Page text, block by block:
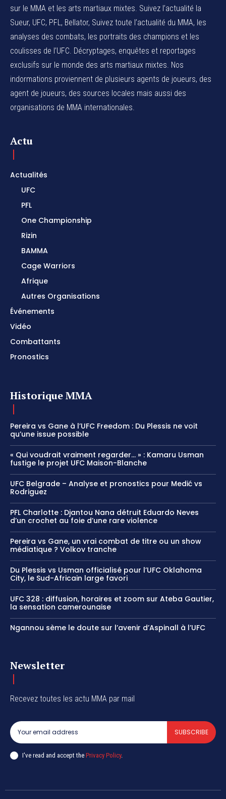
sur le MMA et les arts martiaux mixtes. Suivez l’actualité la
Sueur, UFC, PFL, Bellator, Suivez toute l’actualité du MMA, les
analyses des combats, les portraits des champions et les
coulisses de l’UFC. Décryptages, enquêtes et reportages
exclusifs sur le monde des arts martiaux mixtes. Nos
indormations proviennent de plusieurs agents de joueurs, des
agent de joueurs, des sources locales mais aussi des
organisations de MMA internationales.
Actu
Actualités
UFC
PFL
One Championship
Rizin
BAMMA
Cage Warriors
Afrique
Autres Organisations
Événements
Vidéo
Combattants
Pronostics
Historique MMA
Pereira vs Gane à l’UFC Freedom : Du Plessis ne voit
qu’une issue possible
« Qui voudrait vraiment regarder… » : Kamaru Usman
fustige le projet UFC Maison-Blanche
UFC Belgrade – Analyse et pronostics pour Medić vs
Rodriguez
PFL Charlotte : Djantou Nana détruit Eduardo Neves
d’un crochet au foie d’une rare violence
Pereira vs Gane, un vrai combat de titre ou un show
médiatique ? Volkov tranche
Du Plessis vs Usman officialisé pour l’UFC Oklahoma
City, le Sud-Africain large favori
UFC 328 : diffusion, horaires et zoom sur Ateba Gautier,
la sensation camerounaise
Ngannou sème le doute sur l’avenir d’Aspinall à l’UFC
Newsletter
Recevez toutes les actu MMA par mail
SUBSCRIBE
I've read and accept the Privacy Policy.